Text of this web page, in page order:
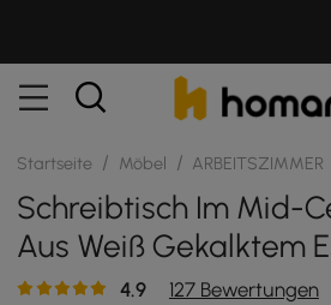
Startseite / Möbel / ARBEITSZIMMER
Schreibtisch Im Mid-
Aus Weiß Gekalktem
Mit 3 Schubladen (140
4.9 127 Bewertungen